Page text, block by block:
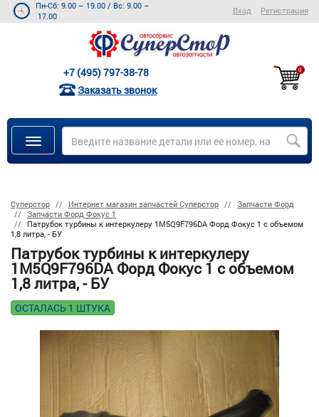
Пн-Сб: 9.00 – 19.00 / Вс: 9.00 –
17.00
Вход Регистрация
+7 (495) 797-38-78
Заказать звонок
0
Суперстор Интернет магазин запчастей Суперстор
Запчасти Форд
Запчасти Форд Фокус 1
Патрубок турбины к интеркулеру 1M5Q9F796DA Форд Фокус 1 с объемом
1,8 литра, - БУ
Патрубок турбины к интеркулеру
1M5Q9F796DA Форд Фокус 1 с объемом
1,8 литра, - БУ
ОСТАЛАСЬ 1 ШТУКА